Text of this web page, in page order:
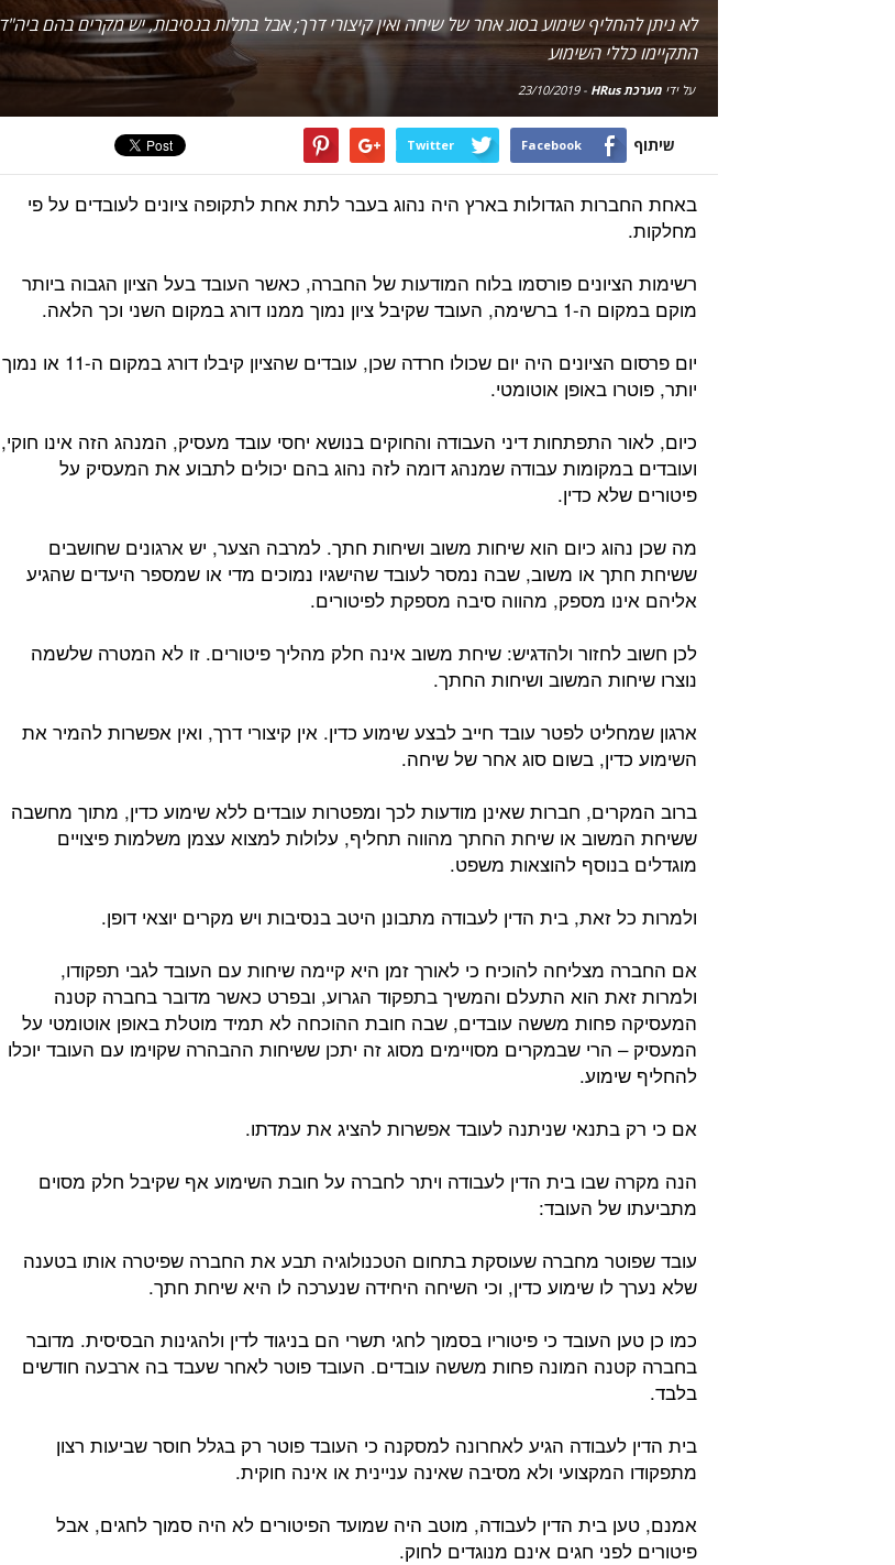
לא ניתן להחליף שימוע בסוג אחר של שיחה ואין קיצורי דרך; אבל בתלות בנסיבות, יש מקרים בהם
התקיימו כללי השימוע
על ידימערכת HRus -
23/10/2019
שיתוף Facebook
Twitter
באחת החברות הגדולות בארץ היה נהוג בעבר לתת אחת לתקופה ציונים לעובדים על פי
מחלקות.
רשימות הציונים פורסמו בלוח המודעות של החברה, כאשר העובד בעל הציון הגבוה ביותר
מוקם במקום ה-1 ברשימה, העובד שקיבל ציון נמוך ממנו דורג במקום השני וכך הלאה.
יום פרסום הציונים היה יום שכולו חרדה שכן, עובדים שהציון קיבלו דורג במקום ה-11 או נמוך
יותר, פוטרו באופן אוטומטי.
כיום, לאור התפתחות דיני העבודה והחוקים בנושא יחסי עובד מעסיק, המנהג הזה אינו חוקי,
ועובדים במקומות עבודה שמנהג דומה לזה נהוג בהם יכולים לתבוע את המעסיק על
פיטורים שלא כדין.
מה שכן נהוג כיום הוא שיחות משוב ושיחות חתך. למרבה הצער, יש ארגונים שחושבים
ששיחת חתך או משוב, שבה נמסר לעובד שהישגיו נמוכים מדי או שמספר היעדים שהגיע
אליהם אינו מספק, מהווה סיבה מספקת לפיטורים.
לכן חשוב לחזור ולהדגיש: שיחת משוב אינה חלק מהליך פיטורים. זו לא המטרה שלשמה
נוצרו שיחות המשוב ושיחות החתך.
ארגון שמחליט לפטר עובד חייב לבצע שימוע כדין. אין קיצורי דרך, ואין אפשרות להמיר את
השימוע כדין, בשום סוג אחר של שיחה.
ברוב המקרים, חברות שאינן מודעות לכך ומפטרות עובדים ללא שימוע כדין, מתוך מחשבה
ששיחת המשוב או שיחת החתך מהווה תחליף, עלולות למצוא עצמן משלמות פיצויים
מוגדלים בנוסף להוצאות משפט.
ולמרות כל זאת, בית הדין לעבודה מתבונן היטב בנסיבות ויש מקרים יוצאי דופן.
אם החברה מצליחה להוכיח כי לאורך זמן היא קיימה שיחות עם העובד לגבי תפקודו,
ולמרות זאת הוא התעלם והמשיך בתפקוד הגרוע, ובפרט כאשר מדובר בחברה קטנה
המעסיקה פחות מששה עובדים, שבה חובת ההוכחה לא תמיד מוטלת באופן אוטומטי על
המעסיק – הרי שבמקרים מסויימים מסוג זה יתכן ששיחות ההבהרה שקוימו עם העובד יוכלו
להחליף שימוע.
אם כי רק בתנאי שניתנה לעובד אפשרות להציג את עמדתו.
הנה מקרה שבו בית הדין לעבודה ויתר לחברה על חובת השימוע אף שקיבל חלק מסוים
מתביעתו של העובד:
עובד שפוטר מחברה שעוסקת בתחום הטכנולוגיה תבע את החברה שפיטרה אותו בטענה
שלא נערך לו שימוע כדין, וכי השיחה היחידה שנערכה לו היא שיחת חתך.
כמו כן טען העובד כי פיטוריו בסמוך לחגי תשרי הם בניגוד לדין ולהגינות הבסיסית. מדובר
בחברה קטנה המונה פחות מששה עובדים. העובד פוטר לאחר שעבד בה ארבעה חודשים
בלבד.
בית הדין לעבודה הגיע לאחרונה למסקנה כי העובד פוטר רק בגלל חוסר שביעות רצון
מתפקודו המקצועי ולא מסיבה שאינה עניינית או אינה חוקית.
אמנם, טען בית הדין לעבודה, מוטב היה שמועד הפיטורים לא היה סמוך לחגים, אבל
פיטורים לפני חגים אינם מנוגדים לחוק.